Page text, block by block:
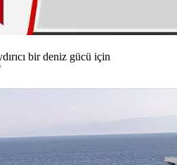
bir deniz gücü için